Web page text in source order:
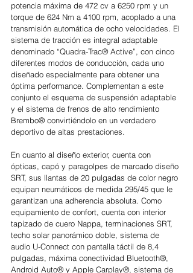
potencia máxima de 472 cv a 6250 rpm y un
torque de 624 Nm a 4100 rpm, acoplado a una
transmisión automática de ocho velocidades. El
sistema de tracción es integral adaptable
denominado “Quadra-Trac® Active”, con cinco
diferentes modos de conducción, cada uno
diseñado especialmente para obtener una
óptima performance. Complementan a este
conjunto el esquema de suspensión adaptable
y el sistema de frenos de alto rendimiento
Brembo® convirtiéndolo en un verdadero
deportivo de altas prestaciones.
En cuanto al diseño exterior, cuenta con
ópticas, capó y paragolpes de marcado diseño
SRT, sus llantas de 20 pulgadas de color negro
equipan neumáticos de medida 295/45 que le
garantizan una adherencia absoluta. Como
equipamiento de confort, cuenta con interior
tapizado de cuero Nappa, terminaciones SRT,
techo solar panorámico doble, sistema de
audio U-Connect con pantalla táctil de 8,4
pulgadas, máxima conectividad Bluetooth®,
Android Auto® y Apple Carplay®, sistema de